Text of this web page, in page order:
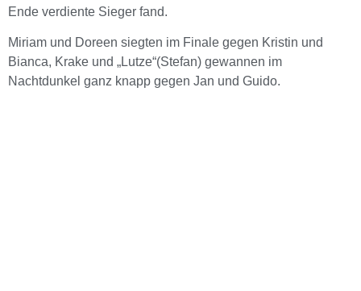
Ende verdiente Sieger fand.
Miriam und Doreen siegten im Finale gegen Kristin und
Bianca, Krake und „Lutze“(Stefan) gewannen im
Nachtdunkel ganz knapp gegen Jan und Guido.